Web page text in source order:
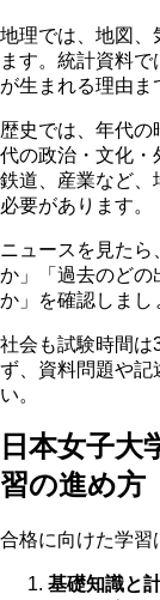
地理では、地図、
ます。統計資料
が生まれる理由ま
歴史では、年代
代の政治・文化・
鉄道、産業など、
必要があります。
ニュースを見たら
か」「過去のどの
か」を確認しまし
社会も試験時間は
ず、資料問題や記
い。
日本女子大
習の進め方
合格に向けた学習
基礎知識と